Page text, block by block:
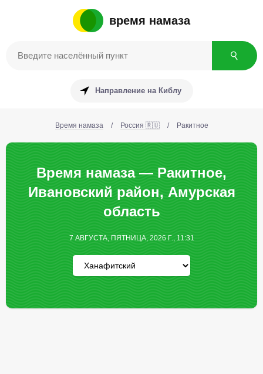
время намаза
Направление на Киблу
Время намаза / Россия 🇷🇺 / Ракитное
Время намаза — Ракитное,
Ивановский район, Амурская
область
7 АВГУСТА, ПЯТНИЦА, 2026 Г., 11:31